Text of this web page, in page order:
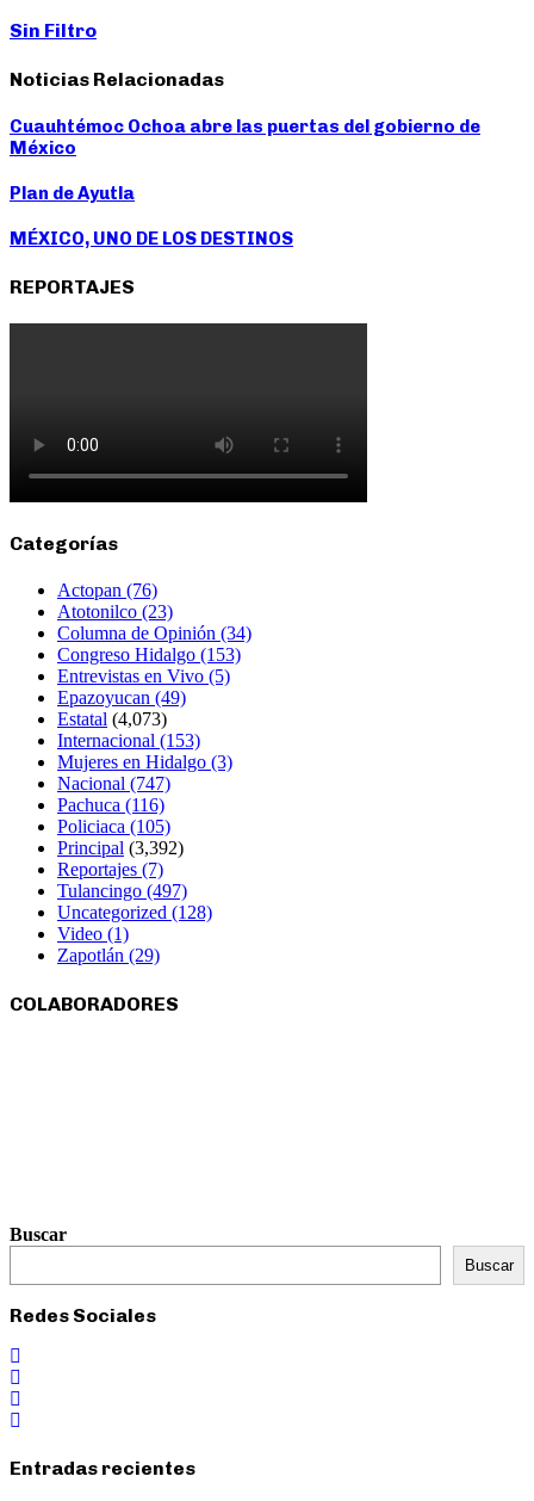
Sin Filtro
Noticias Relacionadas
Cuauhtémoc Ochoa abre las puertas del gobierno de
México
Plan de Ayutla
MÉXICO, UNO DE LOS DESTINOS
REPORTAJES
Categorías
Actopan (76)
Atotonilco (23)
Columna de Opinión (34)
Congreso Hidalgo (153)
Entrevistas en Vivo (5)
Epazoyucan (49)
Estatal (4,073)
Internacional (153)
Mujeres en Hidalgo (3)
Nacional (747)
Pachuca (116)
Policiaca (105)
Principal (3,392)
Reportajes (7)
Tulancingo (497)
Uncategorized (128)
Video (1)
Zapotlán (29)
COLABORADORES
Buscar
Buscar
Redes Sociales
Entradas recientes